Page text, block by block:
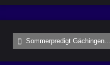
Sommerpredigt Gächingen…